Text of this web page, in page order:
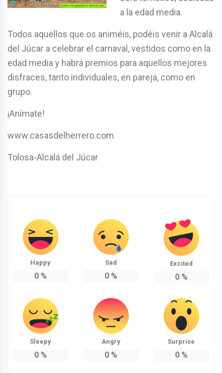
a la edad media.
Todos aquellos que os animéis, podéis venir a Alcalá
del Júcar a celebrar el carnaval, vestidos como en la
edad media y habrá premios para aquellos mejores
disfraces, tanto individuales, en pareja, como en
grupo.
¡Anímate!
www.casasdelherrero.com
Tolosa-Alcalá del Júcar
Happy
0%
Sad
0%
Excited
0%
Sleepy
0%
Angry
0%
Surprise
0%